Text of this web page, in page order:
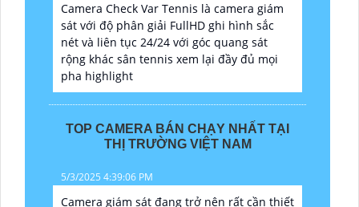
Camera Check Var Tennis là camera giám
sát với độ phân giải FullHD ghi hình sắc
nét và liên tục 24/24 với góc quang sát
rộng khác sân tennis xem lại đầy đủ mọi
pha highlight
TOP CAMERA BÁN CHẠY NHẤT TẠI
THỊ TRƯỜNG VIỆT NAM
5/3/2025 4:39:06 PM
Camera giám sát đang trở nên rất cần thiết